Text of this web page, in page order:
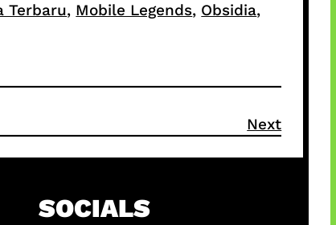
Terbaru, Mobile Legends, Obsidia
Next
SOCIALS